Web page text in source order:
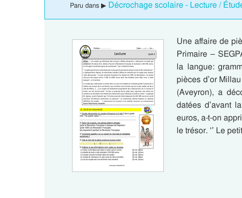
Paru dans ▶ Décrochage scolaire - Lecture /
Une affaire de
Primaire –
la langue:
pièces d’or
(Aveyron), a
datées d’avant
euros, a-t-on
le trésor. ‘’ Le